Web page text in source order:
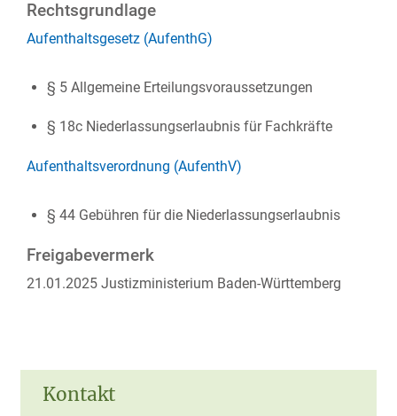
Kontakt
Rechtsgrundlage
Aufenthaltsgesetz (AufenthG)
§ 5Allgemeine Erteilungsvoraussetzungen
§ 18cNiederlassungserlaubnis für Fachkräfte
Aufenthaltsverordnung (AufenthV)
§ 44Gebühren für die Niederlassungserlaubnis
Freigabevermerk
21.01.2025 Justizministerium Baden-Württemberg